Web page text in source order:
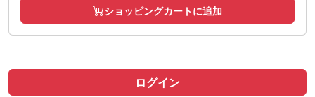
ショッピングカートに追加
ログイン